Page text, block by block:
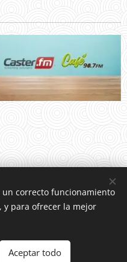
Táchira, Venezuela
Cookies
Comenzar
correcto funcionamiento
y para ofrecer la mejor
Aceptar todo